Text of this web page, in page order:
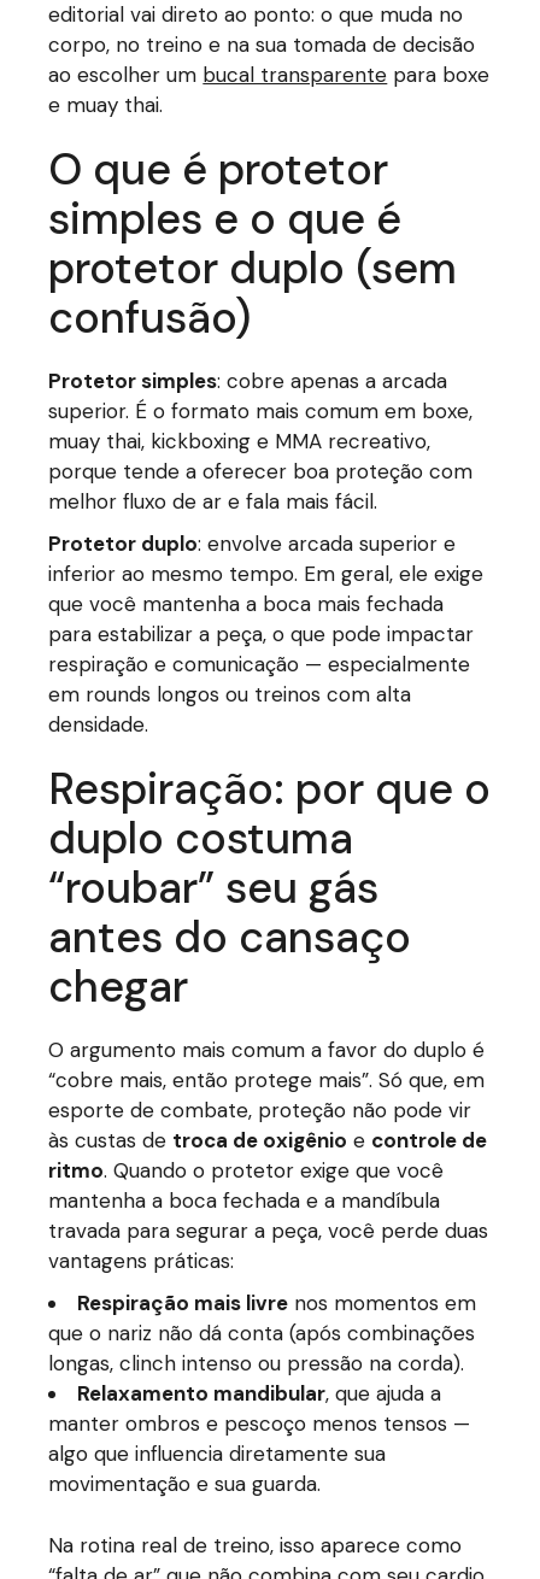
editorial vai direto ao ponto: o que muda no
corpo, no treino e na sua tomada de decisão
ao escolher um bucal transparente para boxe
e muay thai.
O que é protetor
simples e o que é
protetor duplo (sem
confusão)
Protetor simples: cobre apenas a arcada
superior. É o formato mais comum em boxe,
muay thai, kickboxing e MMA recreativo,
porque tende a oferecer boa proteção com
melhor fluxo de ar e fala mais fácil.
Protetor duplo: envolve arcada superior e
inferior ao mesmo tempo. Em geral, ele exige
que você mantenha a boca mais fechada
para estabilizar a peça, o que pode impactar
respiração e comunicação — especialmente
em rounds longos ou treinos com alta
densidade.
Respiração: por que o
duplo costuma
“roubar” seu gás
antes do cansaço
chegar
O argumento mais comum a favor do duplo é
“cobre mais, então protege mais”. Só que, em
esporte de combate, proteção não pode vir
às custas de troca de oxigênio e controle de
ritmo. Quando o protetor exige que você
mantenha a boca fechada e a mandíbula
travada para segurar a peça, você perde duas
vantagens práticas:
Respiração mais livre nos momentos em
que o nariz não dá conta (após combinações
longas, clinch intenso ou pressão na corda).
Relaxamento mandibular, que ajuda a
manter ombros e pescoço menos tensos —
algo que influencia diretamente sua
movimentação e sua guarda.
Na rotina real de treino, isso aparece como